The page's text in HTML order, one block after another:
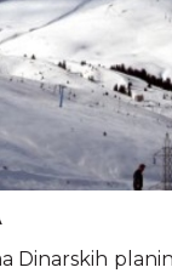
Dinarskih